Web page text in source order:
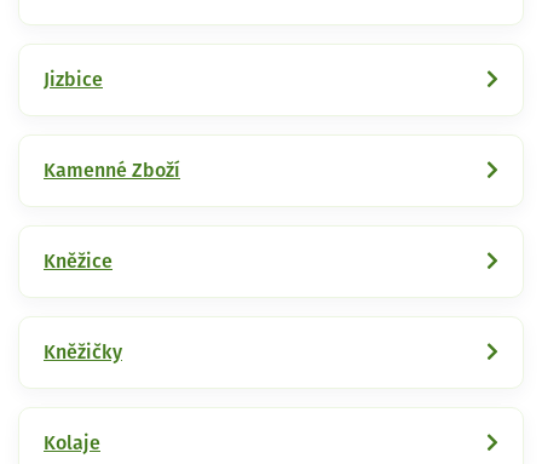
Jizbice
Kamenné Zboží
Kněžice
Kněžičky
Kolaje